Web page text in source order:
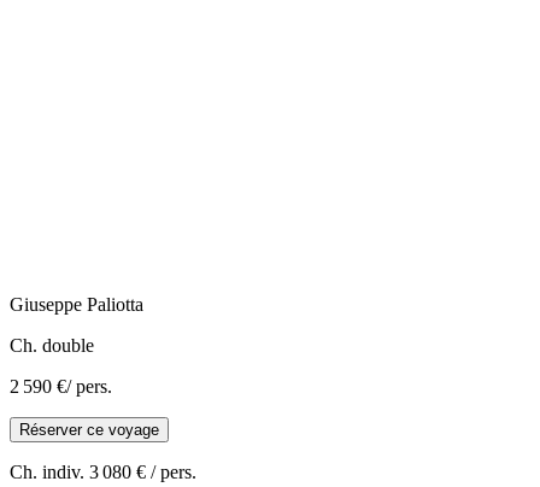
Giuseppe Paliotta
Ch. double
2 590 €/ pers.
Réserver ce voyage
Ch. indiv. 3 080 € / pers.